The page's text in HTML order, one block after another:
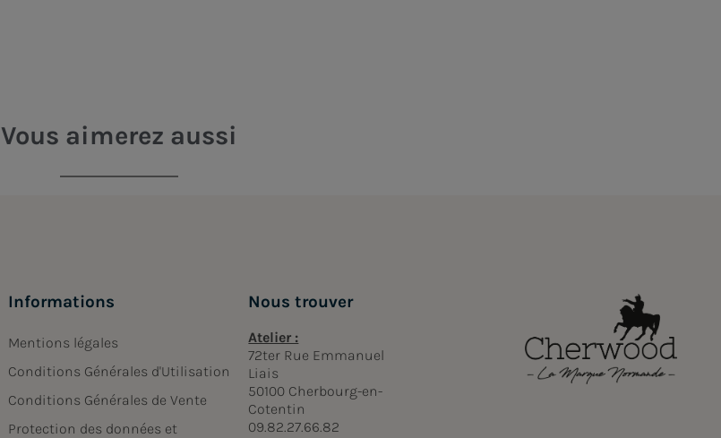
Vous aimerez aussi
Informations
Mentions légales
Conditions Générales d'Utilisation
Conditions Générales de Vente
Protection des données et
Nous trouver
Atelier :
72ter Rue Emmanuel
Liais
50100 Cherbourg-en-
Cotentin
09.82.27.66.82